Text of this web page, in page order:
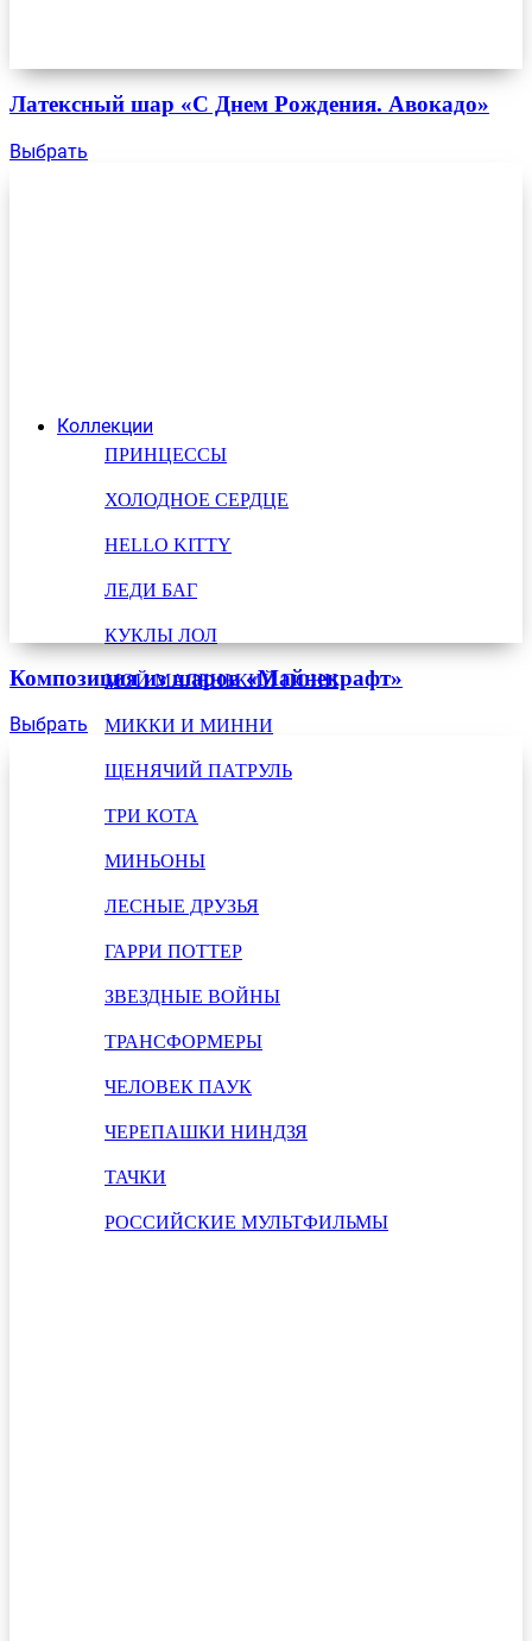
Коллекции
ПРИНЦЕССЫ
ХОЛОДНОЕ СЕРДЦЕ
HELLO KITTY
ЛЕДИ БАГ
КУКЛЫ ЛОЛ
МОЙ МАЛЕНЬКИЙ ПОНИ
МИККИ И МИННИ
ЩЕНЯЧИЙ ПАТРУЛЬ
ТРИ КОТА
МИНЬОНЫ
ЛЕСНЫЕ ДРУЗЬЯ
ГАРРИ ПОТТЕР
ЗВЕЗДНЫЕ ВОЙНЫ
ТРАНСФОРМЕРЫ
ЧЕЛОВЕК ПАУК
ЧЕРЕПАШКИ НИНДЗЯ
ТАЧКИ
РОССИЙСКИЕ МУЛЬТФИЛЬМЫ
Латексный шар «С Днем Рождения. Авокадо»
Выбрать
Композиция из шаров «Майнекрафт»
Выбрать